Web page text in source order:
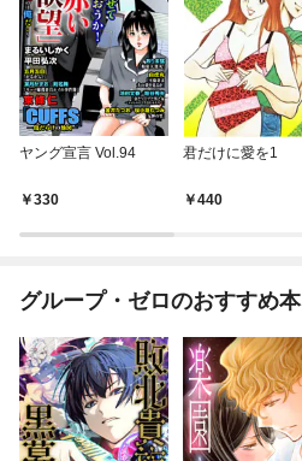
ヤング宣言 Vol.94
330
君だけに愛を1
440
グループ・ゼロのおすすめ本